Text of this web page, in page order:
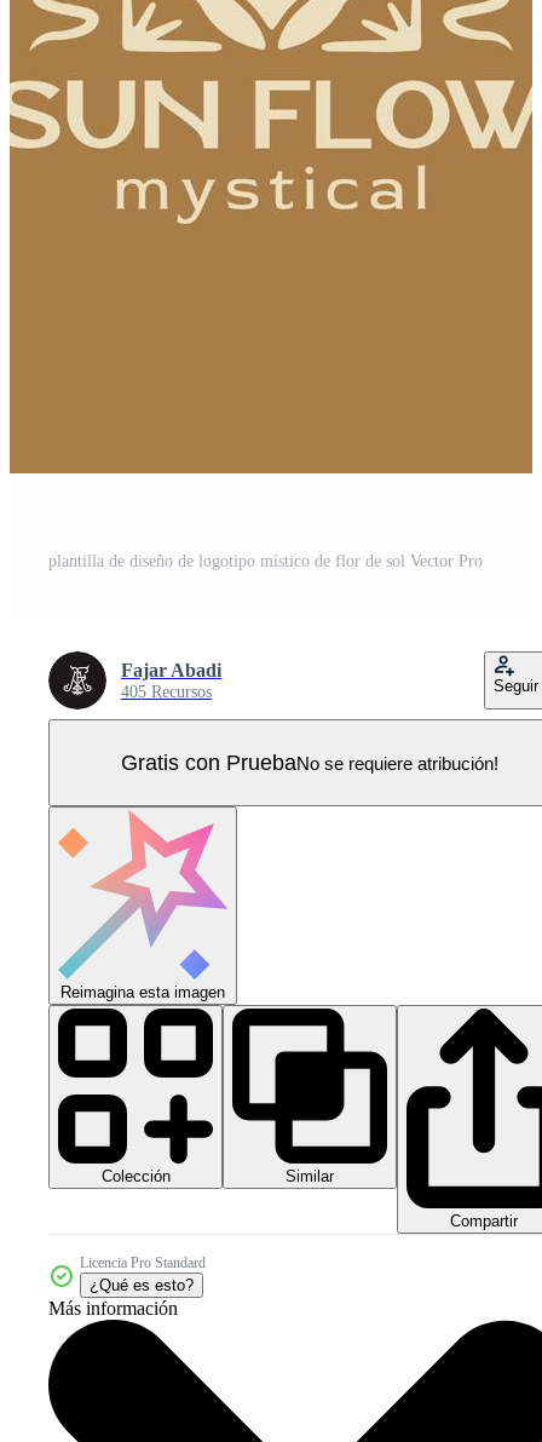
plantilla de diseño de logotipo místico de flor de sol Vector Pro
Fajar Abadi
405 Recursos Seguir
Gratis con PruebaNo se requiere atribución!
Reimagina esta imagen
Colección Similar
Compartir
Licencia Pro Standard
¿Qué es esto?
Más información